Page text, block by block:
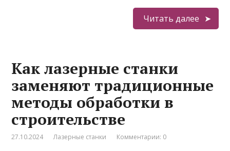
Читать далее
Как лазерные станки
заменяют традиционные
методы обработки в
строительстве
27.10.2024 Лазерные станки Комментарии: 0